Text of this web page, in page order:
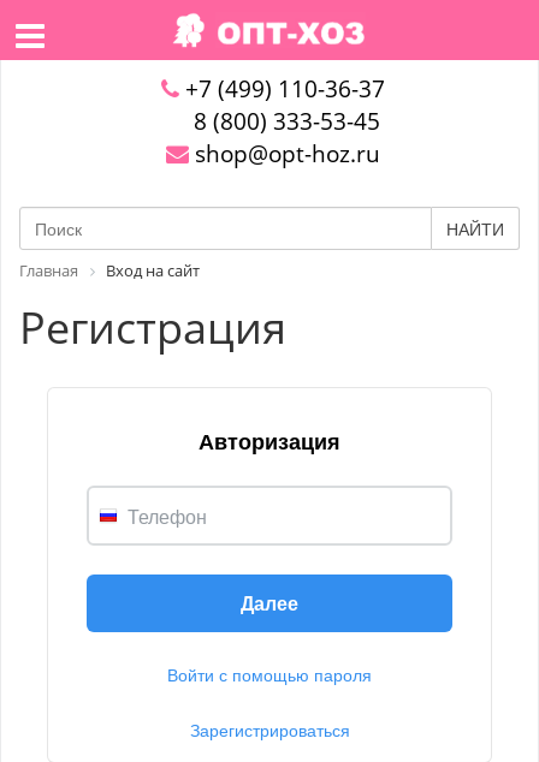
+7 (499) 110-36-37
8 (800) 333-53-45
shop@opt-hoz.ru
НАЙТИ
Главная Вход на сайт
Регистрация
Авторизация
Телефон
Далее
Войти с помощью пароля
Зарегистрироваться